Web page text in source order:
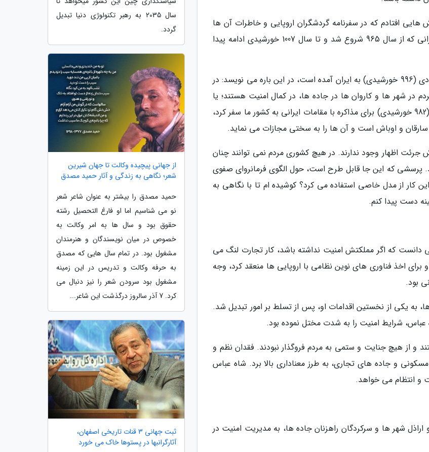
هایی افتادم که در سفرنامه گردشگران اروپایی و خاطرات آن ها
در مسافرت به ایرانِ عهد شاه عباس صفوی خوانده ام؛ دورانی که از سال 965 شروع شد و تا سال 1007 خورشیدی ادامه پیدا
پیترو دلاواله، گردشگر ایتالیایی که در حدود سال 1617 میلادی (996 خورشیدی) به ایران آمده است، در این باره می نویسد: در
در شهر ها و کاروان ها در جاده ها، در کمال امنیت هستند؛ یا
آنتونیو دوگوآ، دیپلمات اسپانیایی که در سال 1603 میلادی (982 خورشیدی) برای مذاکره با مقامات ایرانی به کشور ما سفر کرد،
و اوباش است و آن ها را به سختی مجازات می نماید.
اظهار وجود ندارند. در هیچ کشوری مردم نمی توانند چنان
پرسشی که این جا قابل طرح است، حول الگوی فرمانروای صفوی
کار از مدل خاصی استفاده می کرد؟ کوشیده ام تا با نگاهی به
دست پیدا کنم.
دانست که اگر مملکتش امنیت نداشته باشد، کار تجارت لنگ می
اخذ فناوری های نوین نظامی با اروپایی ها منعقد کرد، وجه
بود.
به یکی از نخستین اقدامات او، پس از تسلط بر امور تبدیل شد.
عباس، شرایط امنیت را به شدت مختل نموده بود.
و از هیچ جنایت و ستمی به مردم فروگذار نبودند. فقدان نظم و
و جاده های تجاری، به طرز معناداری بالا برد. شاه عباس
و انتظام می خواهد.
اراذل شهر ها و سرکردگان راهزنان جاده ها، به مدیریت امنیت در
سال 2035 به رهبر تکنولوژی دنیا تبدیل
گردد.
از جهانی پیچیده وکالت تا جهان شیرین
شعر؛ نگاهی به زندگی و آثار حمید مصدق
حمید مصدق را بیشتر به عنوان شاعر شعر
نو می شناسیم اما او فارغ التحصیل رشته
حقوق بود و سال ها به امر وکالت به
خصوص در میان نویسندگان و هنرمندان
مشغول بود. در تمام سال هایی که مصدق
به حرفه وکالت و تدریس در این زمینه
مشغول بود سرودن شعر را نیز دنبال می
کرد. 7 آذر سالروز درگذشت این شاعر...
ثبت جهانی 3 قنات تاریخی اصفهان،
آثارگرانبها در پستوها خاک می خورد